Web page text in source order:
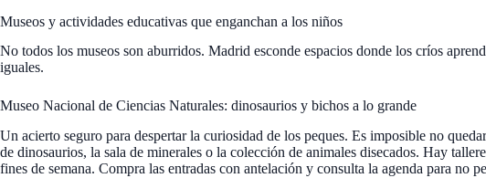
Museos y actividades educativas que enganchan a los niños
No todos los museos son aburridos. Madrid esconde espacios donde los críos
iguales.
Museo Nacional de Ciencias Naturales: dinosaurios y bichos a lo grande
Un acierto seguro para despertar la curiosidad de los peques. Es imposible no
de dinosaurios, la sala de minerales o la colección de animales disecados. Hay
fines de semana. Compra las entradas con antelación y consulta la agenda para no